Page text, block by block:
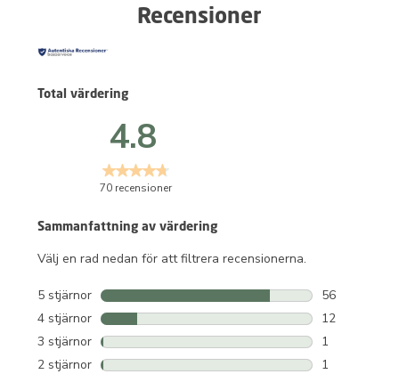
Recensioner
Sammanfattning av värdering
Välj en rad nedan för att filtrera recensionerna.
5 stjärnor stjärnor
56
56
4 stjärnor stjärnor
12
12
3 stjärnor stjärnor
1
1 recension
2 stjärnor stjärnor
1
Total värdering
4.8
70 recensioner